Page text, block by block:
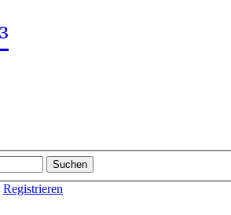
Registrieren